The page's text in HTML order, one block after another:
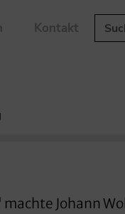
Kontakt
Johann